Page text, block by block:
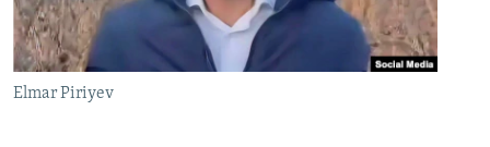
Elmar Piriyev